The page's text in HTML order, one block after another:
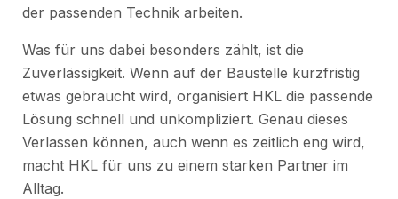
der passenden Technik arbeiten.
Was für uns dabei besonders zählt, ist die
Zuverlässigkeit. Wenn auf der Baustelle kurzfristig
etwas gebraucht wird, organisiert HKL die passende
Lösung schnell und unkompliziert. Genau dieses
Verlassen können, auch wenn es zeitlich eng wird,
macht HKL für uns zu einem starken Partner im
Alltag.